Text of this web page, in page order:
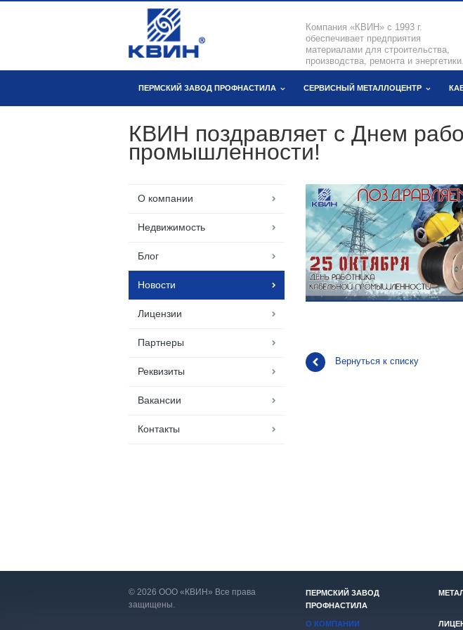
Компания «КВИН» с 1993 г.
обеспечивает предприятия
материалами для строительства,
производства, ремонта и энергетики.
ПЕРМСКИЙ ЗАВОД ПРОФНАСТИЛА СЕРВИСНЫЙ МЕТАЛЛОЦЕНТР
КВИН поздравляет с Днем
промышленности!
О компании
Недвижимость
Блог
Новости
Лицензии
Партнеры
Реквизиты
Вакансии
Контакты
Вернуться к списку
© 2026 ООО «КВИН» Все права
защищены.
ПЕРМСКИЙ ЗАВОД
ПРОФНАСТИЛА
О КОМПАНИИ